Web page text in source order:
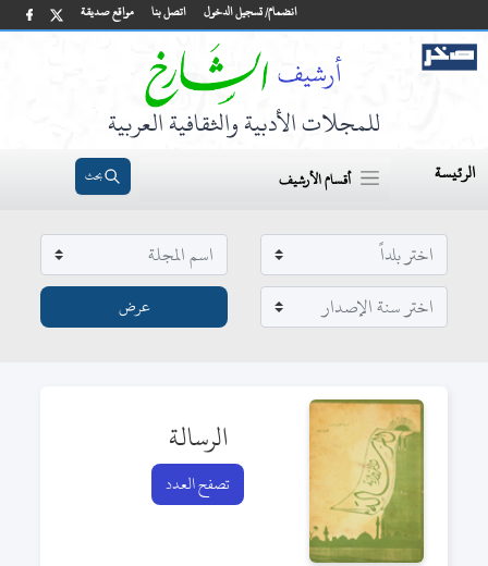
مواقع صديقة اتصل بنا انضمام/ تسجيل الدخول
للمجلات الأدبية والثقافية العربية
الرئيسة أقسام الأرشيف بحث
الرسالة
تصفح العدد